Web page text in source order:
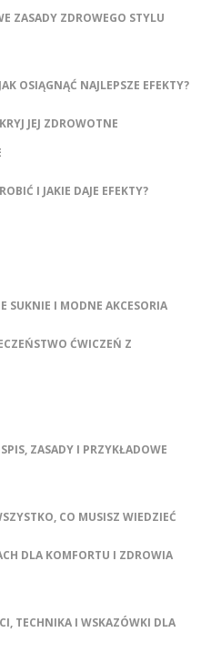
ZASADY ZDROWEGO STYLU
OSIĄGNĄĆ NAJLEPSZE EFEKTY?
JEJ ZDROWOTNE
I JAKIE DAJE EFEKTY?
SUKNIE I MODNE AKCESORIA
ĆWICZEŃ Z
ZASADY I PRZYKŁADOWE
CO MUSISZ WIEDZIEĆ
DLA KOMFORTU I ZDROWIA
TECHNIKA I WSKAZÓWKI DLA